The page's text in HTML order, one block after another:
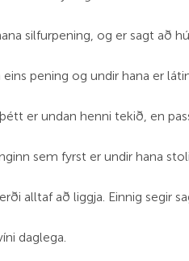
silfurpening, og er sagt að
eins pening og undir hana er
er undan henni tekið, en
sem fyrst er undir hana
alltaf að liggja. Einnig segir
daglega.